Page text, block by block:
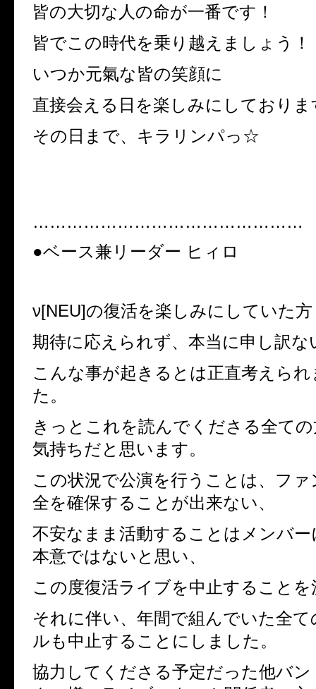
皆の大切な人の命が一番です！
皆でこの時代を乗り越えましょう！
いつか元氣な皆の笑顔に
直接会える日を楽しみにしておりま
その日まで、キラリンパっ☆
…………………………………………
●ベース兼リーダー ヒィロ
ν[NEU]の復活を楽しみにしていた
期待に応えられず、本当に申し訳な
こんな事が起きるとは正直考えら
た。
きっとこれを読んでくださる全て
気持ちだと思います。
この状況で公演を行うことは、フ
全を確保することが出来ない、
不安なまま活動することはメンバ
本意ではないと思い、
この度復活ライブを中止すること
それに伴い、年間で組んでいた全
ルも中止することにしました。
協力してくださる予定だった他バ